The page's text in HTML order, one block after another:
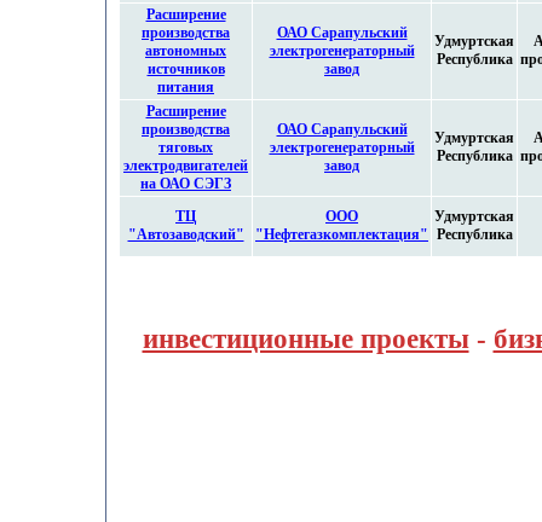
Расширение
производства
автономных
источников
питания
ОАО Сарапульский
электрогенераторный
завод
Удмуртская
Республика
Расширение
производства
тяговых
электродвигателей
на ОАО СЭГЗ
ОАО Сарапульский
электрогенераторный
завод
Удмуртская
Республика
ТЦ
"Автозаводский"
ООО
"Нефтегазкомплектация"
Удмуртская
Республика
инвестиционные проекты-